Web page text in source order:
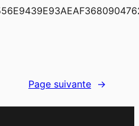
Page suivante →